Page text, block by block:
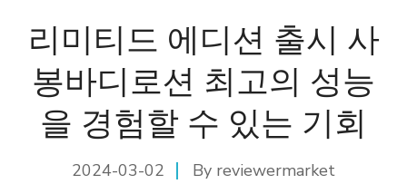
리미티드 에디션 출시 사
봉바디로션 최고의 성능
을 경험할 수 있는 기회
2024-03-02 By reviewermarket